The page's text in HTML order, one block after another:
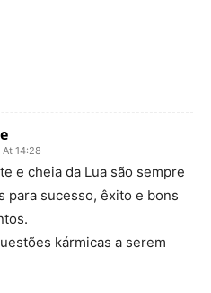
At 14:28
e cheia da Lua são sempre
para sucesso, êxito e bons
kármicas a serem